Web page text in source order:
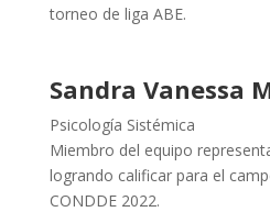
torneo de liga ABE.
Sandra Vanessa
Psicología Sistémica
Miembro del equipo
logrando calificar para el
CONDDE 2022.